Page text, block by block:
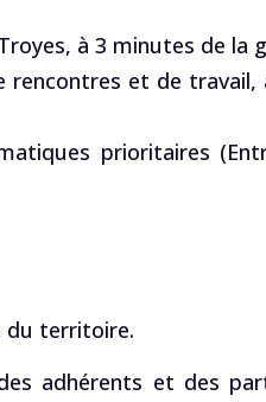
à 3 minutes de la
rencontres et de travail,
prioritaires
du territoire.
adhérents et des